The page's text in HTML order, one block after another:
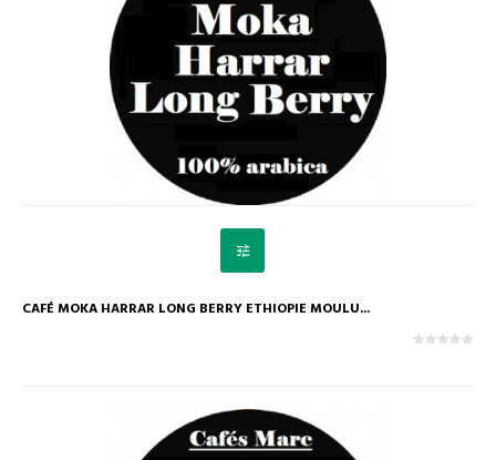
CAFÉ MOKA HARRAR LONG BERRY ETHIOPIE MOULU...